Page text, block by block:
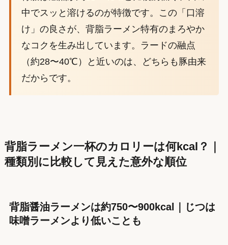
中でスッと溶けるのが特徴です。この「口溶
け」の良さが、背脂ラーメン特有のまろやか
なコクを生み出しています。ラードの融点
（約28〜40℃）と近いのは、どちらも豚由来
だからです。
背脂ラーメン一杯のカロリーは何kcal？｜
種類別に比較して見えた意外な順位
背脂醤油ラーメンは約750〜900kcal｜じつは
味噌ラーメンより低いことも